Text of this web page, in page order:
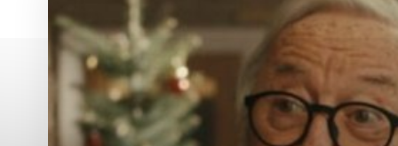
Karanténna stanica Malacky
Sčítanie obyvateľov, domov a bytov
2021
Separovaný zber v meste
Technické cookies
Technické súbory
tým, že umožňujú
stránky. Bez týchto